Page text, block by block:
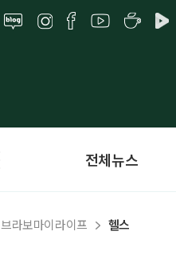
전체뉴스
브라보마이라이프 헬스